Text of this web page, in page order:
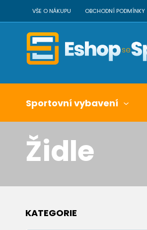
VŠE O NÁKUPU OBCHODNÍ PODMÍNKY
Sportovní vybavení
Židle
KATEGORIE